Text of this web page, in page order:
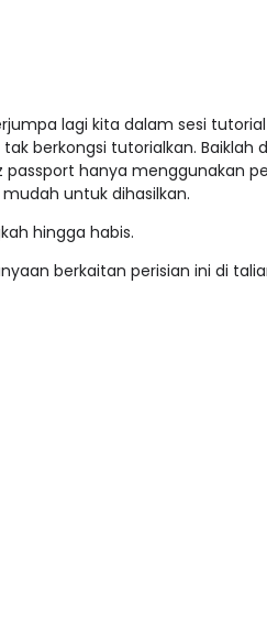
lagi kita dalam sesi
berkongsi tutorialkan. Baiklah
hanya menggunakan
untuk dihasilkan.
hingga habis.
berkaitan perisian ini di